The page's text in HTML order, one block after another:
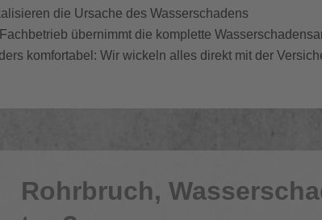
die Ursache des Wasserschadens
übernimmt die komplette
komfortabel: Wir wickeln alles direkt mit der
Rohrbruch,